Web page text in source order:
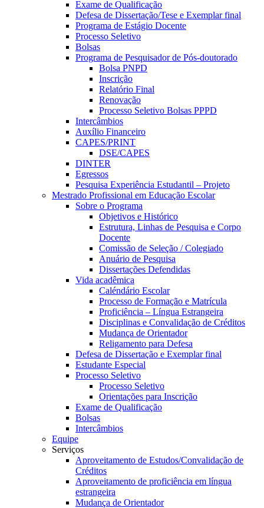
Exame de Qualificação
Defesa de Dissertação/Tese e Exemplar final
Programa de Estágio Docente
Processo Seletivo
Bolsas
Programa de Pesquisador de Pós-doutorado
Bolsa PNPD
Inscrição
Relatório Final
Renovação
Processo Seletivo Bolsas PPPD
Intercâmbios
Auxílio Financeiro
CAPES/PRINT
DSE/CAPES
DINTER
Egressos
Pesquisa Experiência Estudantil – Projeto
Mestrado Profissional em Educação Escolar
Sobre o Programa
Objetivos e Histórico
Estrutura, Linhas de Pesquisa e Corpo
Docente
Comissão de Seleção / Colegiado
Anuário de Pesquisa
Dissertações Defendidas
Vida acadêmica
Caléndário Escolar
Processo de Formação e Matrícula
Proficiência – Língua Estrangeira
Disciplinas e Convalidação de Créditos
Mudança de Orientador
Religamento para Defesa
Defesa de Dissertação e Exemplar final
Estudante Especial
Processo Seletivo
Processo Seletivo
Orientações para Inscrição
Exame de Qualificação
Bolsas
Intercâmbios
Equipe
Serviços
Aproveitamento de Estudos/Convalidação de
Créditos
Aproveitamento de proficiência em língua
estrangeira
Mudança de Orientador